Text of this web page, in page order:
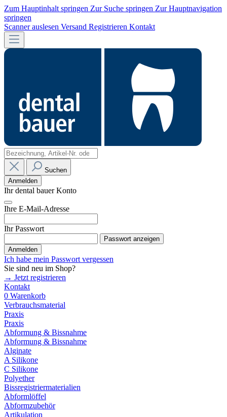
Zum Hauptinhalt springen Zur Suche springen Zur Hauptnavigation
springen
Scanner auslesen Versand Registrieren Kontakt
Suchen
Anmelden
Ihr dental bauer Konto
Ihre E-Mail-Adresse
Ihr Passwort
Passwort anzeigen
Anmelden
Ich habe mein Passwort vergessen
Sie sind neu im Shop?
→ Jetzt registrieren
Kontakt
0 Warenkorb
Verbrauchsmaterial
Praxis
Praxis
Abformung & Bissnahme
Abformung & Bissnahme
Alginate
A Silikone
C Silikone
Polyether
Bissregistriermaterialien
Abformlöffel
Abformzubehör
Artikulation